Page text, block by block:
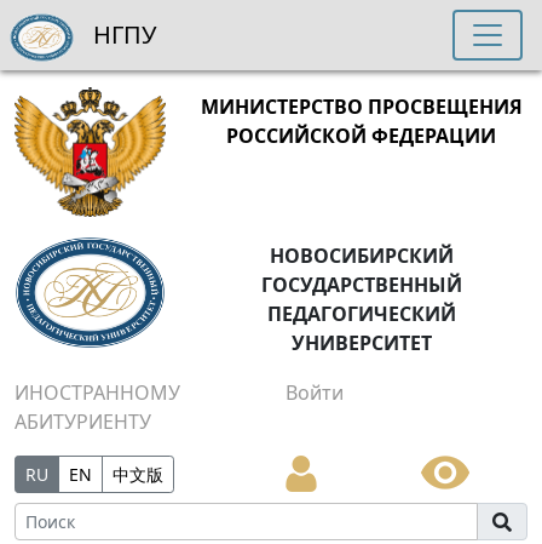
МИНИСТЕРСТВО ПРОСВЕЩЕНИЯ
РОССИЙСКОЙ ФЕДЕРАЦИИ
НОВОСИБИРСКИЙ
ГОСУДАРСТВЕННЫЙ
ПЕДАГОГИЧЕСКИЙ
УНИВЕРСИТЕТ
ИНОСТРАННОМУ
АБИТУРИЕНТУ
Войти
RU EN 中文版
НГПУ